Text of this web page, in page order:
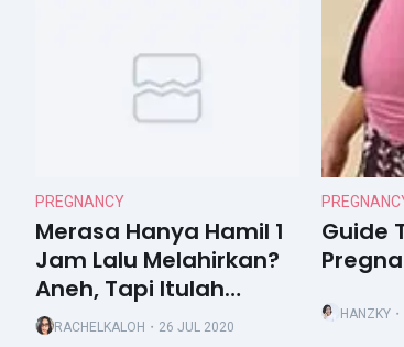
PREGNANCY
Merasa Hanya Hamil 1
Jam Lalu Melahirkan?
Aneh, Tapi Itulah
Kehamilan Kriptik!
RACHELKALOH ・26 JUL 2020
Guide
HANZKY